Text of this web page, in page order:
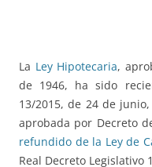
La Ley Hipotecaria,
de 1946, ha sido
13/2015, de 24 de
aprobada por Decreto
refundido de la Ley de
Real Decreto Legislativo